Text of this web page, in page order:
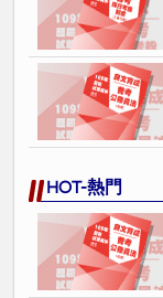
HOT-熱門